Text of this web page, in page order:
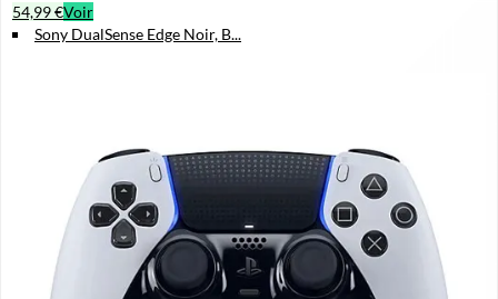
54,99 €Voir
Sony DualSense Edge Noir, B...